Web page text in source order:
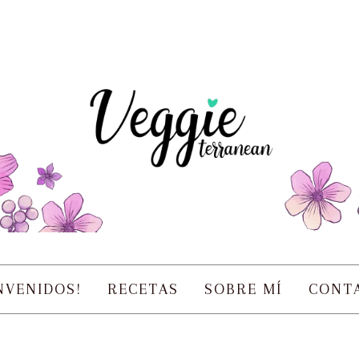
RECETAS SOBRE MÍ